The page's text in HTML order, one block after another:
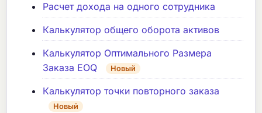
Расчет дохода на одного сотрудника
Калькулятор общего оборота активов
Калькулятор Оптимального Размера
Заказа EOQ
Новый
Калькулятор точки повторного заказа
Новый